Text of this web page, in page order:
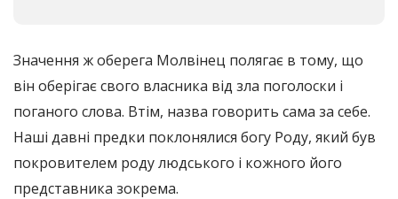
Значення ж оберега Молвінец полягає в тому, що
він оберігає свого власника від зла поголоски і
поганого слова. Втім, назва говорить сама за себе.
Наші давні предки поклонялися богу Роду, який був
покровителем роду людського і кожного його
представника зокрема.